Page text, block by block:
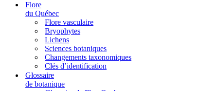
Flore
du Québec
Flore vasculaire
Bryophytes
Lichens
Sciences botaniques
Changements taxonomiques
Clés d’identification
Glossaire
de botanique